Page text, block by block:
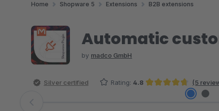
Home Shopware 5 Extensions B2B extensions
Automatic
by madco GmbH
Silver certified Rating: 4.8
Average rating of 4.8 out of 5 stars
(5
Skip image gallery